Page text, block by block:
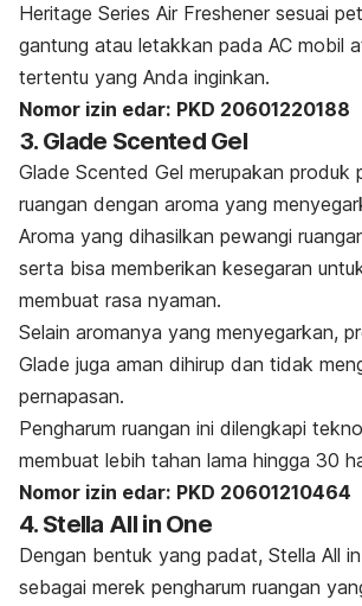
Heritage Series Air Freshener sesuai
gantung atau letakkan pada AC mobil
tertentu yang Anda inginkan.
Nomor izin edar: PKD 20601220188
3. Glade Scented Gel
Glade Scented Gel merupakan produk
ruangan dengan aroma yang
Aroma yang dihasilkan pewangi
serta bisa memberikan kesegaran
membuat rasa nyaman.
Selain aromanya yang menyegarkan,
Glade juga aman dihirup dan tidak
pernapasan.
Pengharum ruangan ini dilengkapi
membuat lebih tahan lama hingga 30
Nomor izin edar: PKD 20601210464
4. Stella All in One
Dengan bentuk yang padat, Stella All
sebagai merek pengharum ruangan